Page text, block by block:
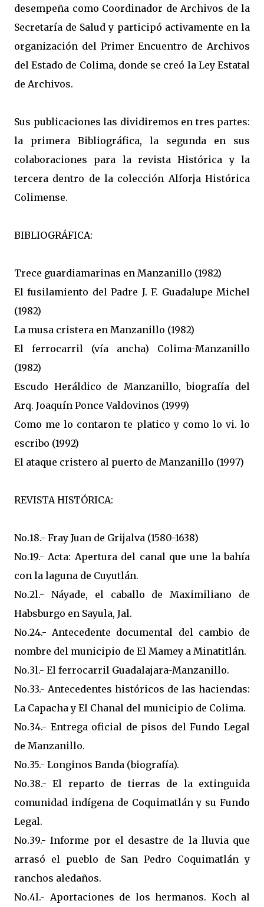
desempeña como Coordinador de Archivos de la
Secretaría de Salud y participó activamente en la
organización del Primer Encuentro de Archivos
del Estado de Colima, donde se creó la Ley Estatal
de Archivos.
Sus publicaciones las dividiremos en tres partes:
la primera Bibliográfica, la segunda en sus
colaboraciones para la revista Histórica y la
tercera dentro de la colección Alforja Histórica
Colimense.
BIBLIOGRÁFICA:
Trece guardiamarinas en Manzanillo (1982)
El fusilamiento del Padre J. F. Guadalupe Michel
(1982)
La musa cristera en Manzanillo (1982)
El ferrocarril (vía ancha) Colima-Manzanillo
(1982)
Escudo Heráldico de Manzanillo, biografía del
Arq. Joaquín Ponce Valdovinos (1999)
Como me lo contaron te platico y como lo vi. lo
escribo (1992)
El ataque cristero al puerto de Manzanillo (1997)
REVISTA HISTÓRICA:
No.18.- Fray Juan de Grijalva (1580-1638)
No.19.- Acta: Apertura del canal que une la bahía
con la laguna de Cuyutlán.
No.2l.- Náyade, el caballo de Maximiliano de
Habsburgo en Sayula, Jal.
No.24.- Antecedente documental del cambio de
nombre del municipio de El Mamey a Minatitlán.
No.3l.- El ferrocarril Guadalajara-Manzanillo.
No.33.- Antecedentes históricos de las haciendas:
La Capacha y El Chanal del municipio de Colima.
No.34.- Entrega oficial de pisos del Fundo Legal
de Manzanillo.
No.35.- Longinos Banda (biografía).
No.38.- El reparto de tierras de la extinguida
comunidad indígena de Coquimatlán y su Fundo
Legal.
No.39.- Informe por el desastre de la lluvia que
arrasó el pueblo de San Pedro Coquimatlán y
ranchos aledaños.
No.4l.- Aportaciones de los hermanos. Koch al